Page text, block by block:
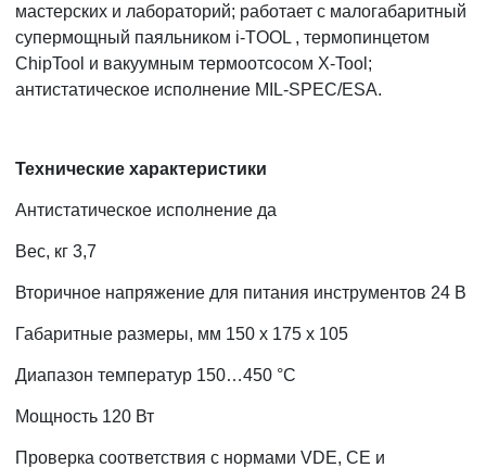
мастерских и лабораторий; работает с малогабаритный
супермощный паяльником i-TOOL , термопинцетом
ChipTool и вакуумным термоотсосом X-Tool;
антистатическое исполнение MIL-SPEC/ESA.
Технические характеристики
Антистатическое исполнение да
Вес, кг 3,7
Вторичное напряжение для питания инструментов 24 В
Габаритные размеры, мм 150 x 175 x 105
Диапазон температур 150…450 °C
Мощность 120 Вт
Проверка соответствия с нормами VDE, CE и